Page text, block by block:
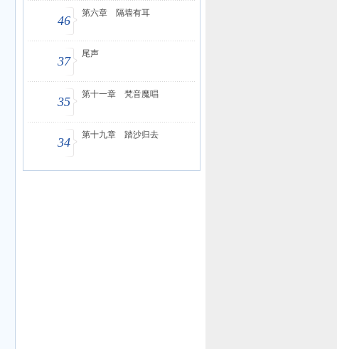
46
第六章 隔墙有耳
37
尾声
35
第十一章 梵音魔唱
34
第十九章 踏沙归去